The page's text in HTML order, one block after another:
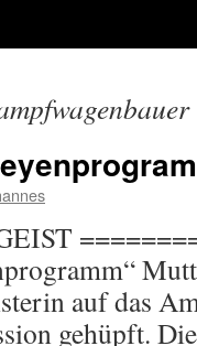
auf das
gehüpft.